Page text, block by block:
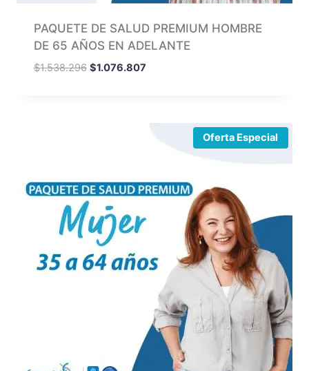
PAQUETE DE SALUD PREMIUM HOMBRE
DE 65 AÑOS EN ADELANTE
$1.538.296 $1.076.807
Oferta Especial